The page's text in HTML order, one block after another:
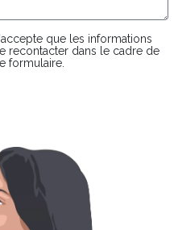
que les informations
recontacter dans le cadre de
formulaire.